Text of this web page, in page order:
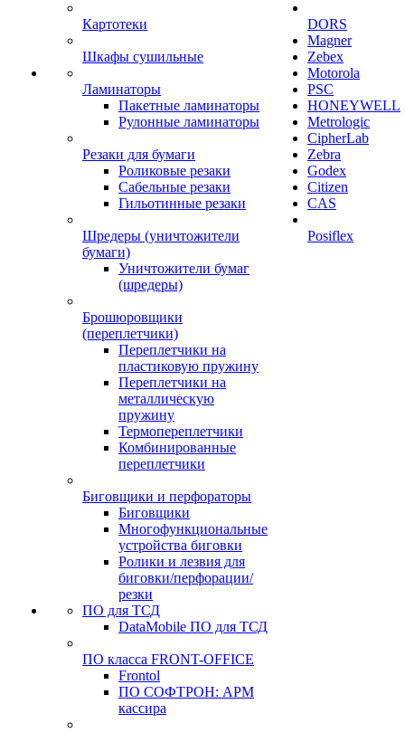
Картотеки
Шкафы сушильные
Ламинаторы
Пакетные ламинаторы
Рулонные ламинаторы
Резаки для бумаги
Роликовые резаки
Сабельные резаки
Гильотинные резаки
Шредеры (уничтожители
бумаги)
Уничтожители бумаг
(шредеры)
Брошюровщики
(переплетчики)
Переплетчики на
пластиковую пружину
Переплетчики на
металлическую
пружину
Термопереплетчики
Комбинированные
переплетчики
Биговщики и перфораторы
Биговщики
Многофункциональные
устройства биговки
Ролики и лезвия для
биговки/перфорации/
резки
ПО для ТСД
DataMobile ПО для ТСД
ПО класса FRONT-OFFICE
Frontol
ПО СОФТРОН: АРМ
кассира
DORS
Magner
Zebex
Motorola
PSC
HONEYWELL
Metrologic
CipherLab
Zebra
Godex
Citizen
CAS
Posiflex